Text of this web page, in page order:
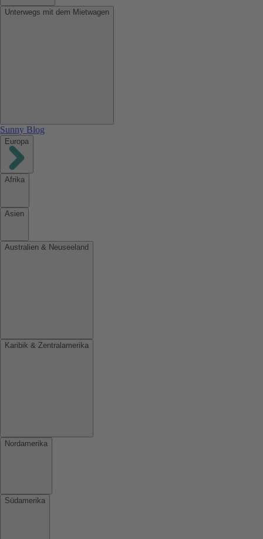
Unterwegs mit dem Mietwagen
Sunny Blog
Europa
Afrika
Asien
Australien & Neuseeland
Karibik & Zentralamerika
Nordamerika
Südamerika